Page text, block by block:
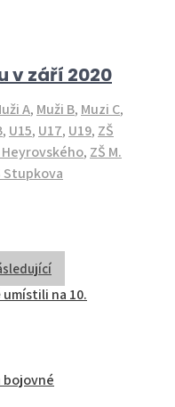
v září 2020
A, Muži B, Muzi C,
, U15, U17, U19, ZŠ
Heyrovského, ZŠ M.
Stupkova
umístili na 10.
bojovné